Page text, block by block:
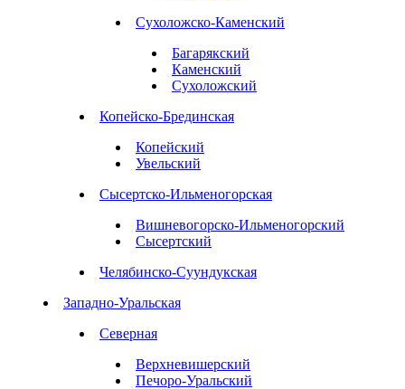
Сухоложско-Каменский
Багарякский
Каменский
Сухоложский
Копейско-Брединская
Копейский
Увельский
Сысертско-Ильменогорская
Вишневогорско-Ильменогорский
Сысертский
Челябинско-Суундукская
Западно-Уральская
Северная
Верхневишерский
Печоро-Уральский